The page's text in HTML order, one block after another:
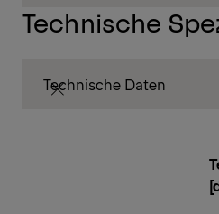
Technische
Technische Daten